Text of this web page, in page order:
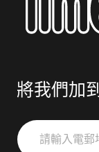
將我們加
請
輸